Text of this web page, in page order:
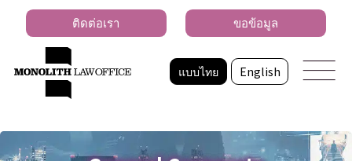
แบบไทย English
ติดต่อเรา ขอข้อมูล